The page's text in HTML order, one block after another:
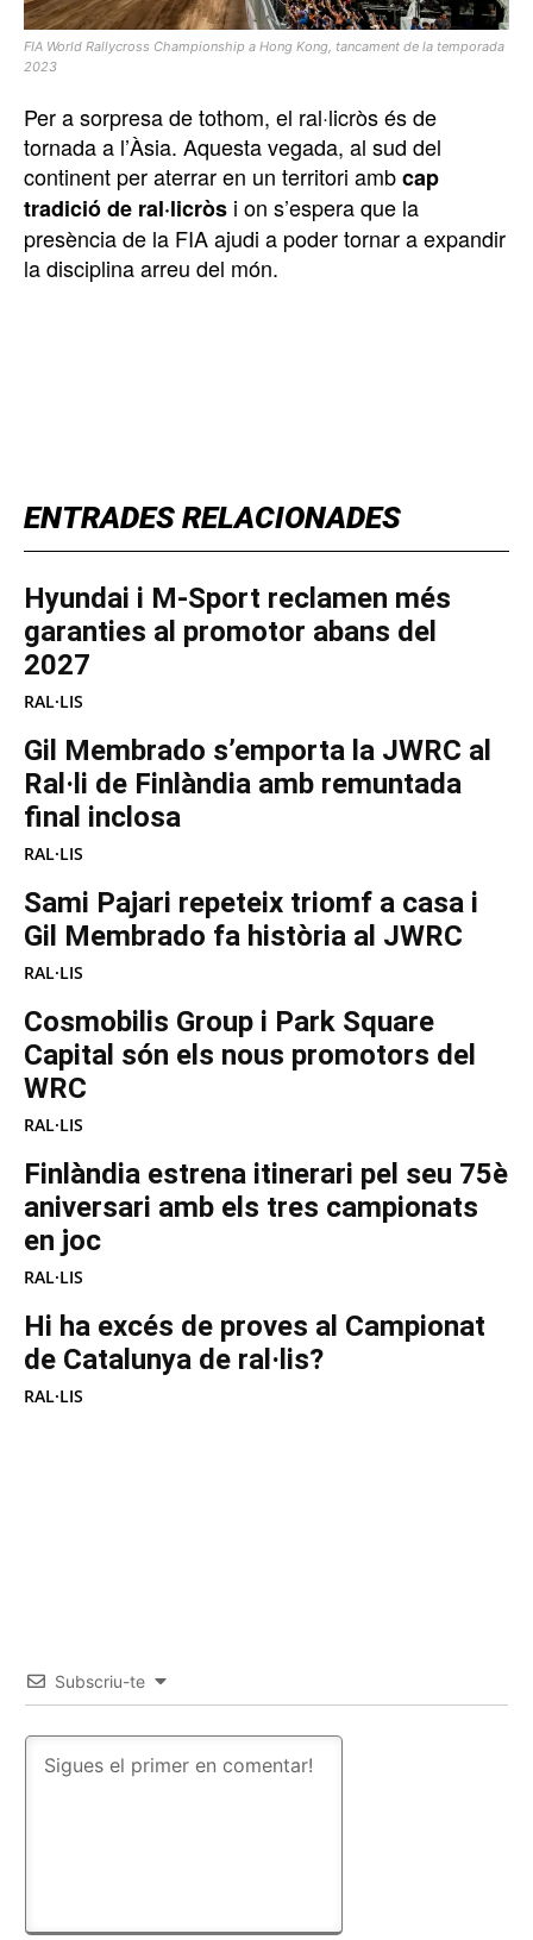
ENTRADES RELACIONADES
Hyundai i M-Sport reclamen més
garanties al promotor abans del
2027
RAL·LIS
Gil Membrado s’emporta la JWRC al
Ral·li de Finlàndia amb remuntada
final inclosa
RAL·LIS
Sami Pajari repeteix triomf a casa i
Gil Membrado fa història al JWRC
RAL·LIS
Cosmobilis Group i Park Square
Capital són els nous promotors del
WRC
RAL·LIS
Finlàndia estrena itinerari pel seu 75è
aniversari amb els tres campionats
en joc
RAL·LIS
Hi ha excés de proves al Campionat
de Catalunya de ral·lis?
RAL·LIS
FIA World Rallycross Championship a Hong Kong, tancament de la temporada
2023
Per a sorpresa de tothom, el ral·licròs és de
tornada a l’Àsia. Aquesta vegada, al sud del
continent per aterrar en un territori ambcap
tradició de ral·licròs i on s’espera que la
presència de la FIA ajudi a poder tornar a expandir
la disciplina arreu del món.
Subscriu-te